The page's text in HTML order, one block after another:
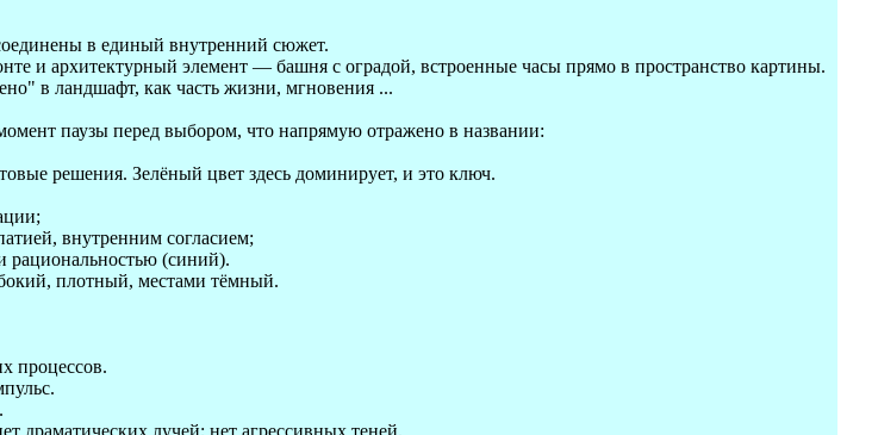
в единый внутренний сюжет.
и архитектурный элемент — башня с оградой, встроенные часы прямо в пространство картины.
в ландшафт, как часть жизни, мгновения ...
паузы перед выбором, что напрямую отражено в названии:
решения. Зелёный цвет здесь доминирует, и это ключ.
внутренним согласием;
рациональностью (синий).
плотный, местами тёмный.
процессов.
драматических лучей; нет агрессивных теней.